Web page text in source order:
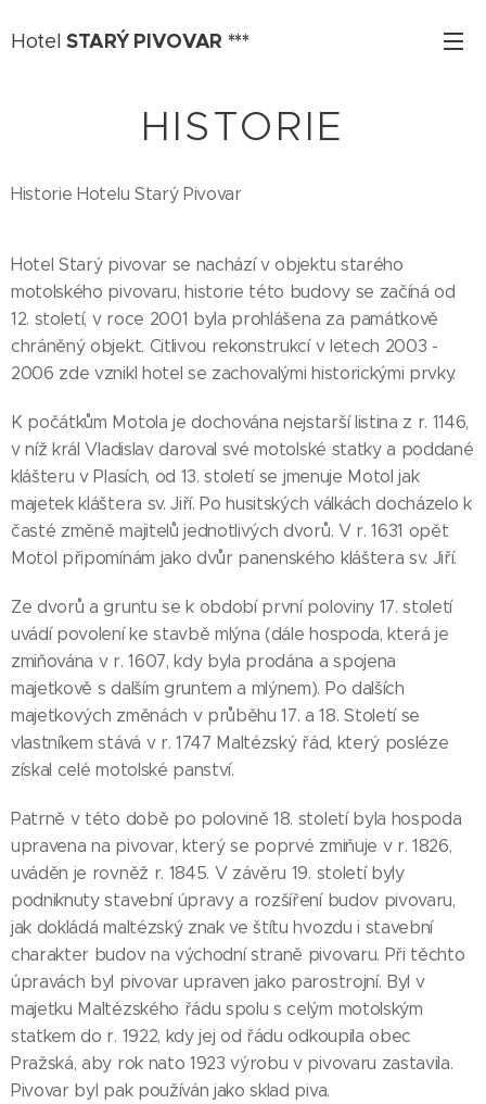
HotelSTARÝ PIVOVAR ***
HISTORIE
Historie Hotelu Starý Pivovar
Hotel Starý pivovar se nachází v objektu starého
motolského pivovaru, historie této budovy se začíná od
12. století, v roce 2001 byla prohlášena za památkově
chráněný objekt. Citlivou rekonstrukcí v letech 2003 -
2006 zde vznikl hotel se zachovalými historickými prvky.
K počátkům Motola je dochována nejstarší listina z r. 1146,
v níž král Vladislav daroval své motolské statky a poddané
klášteru v Plasích, od 13. století se jmenuje Motol jak
majetek kláštera sv. Jiří. Po husitských válkách docházelo k
časté změně majitelů jednotlivých dvorů. V r. 1631 opět
Motol připomínám jako dvůr panenského kláštera sv. Jiří.
Ze dvorů a gruntu se k období první poloviny 17. století
uvádí povolení ke stavbě mlýna (dále hospoda, která je
zmiňována v r. 1607, kdy byla prodána a spojena
majetkově s dalším gruntem a mlýnem). Po dalších
majetkových změnách v průběhu 17. a 18. Století se
vlastníkem stává v r. 1747 Maltézský řád, který posléze
získal celé motolské panství.
Patrně v této době po polovině 18. století byla hospoda
upravena na pivovar, který se poprvé zmiňuje v r. 1826,
uváděn je rovněž r. 1845. V závěru 19. století byly
podniknuty stavební úpravy a rozšíření budov pivovaru,
jak dokládá maltézský znak ve štítu hvozdu i stavební
charakter budov na východní straně pivovaru. Při těchto
úpravách byl pivovar upraven jako parostrojní. Byl v
majetku Maltézského řádu spolu s celým motolským
statkem do r. 1922, kdy jej od řádu odkoupila obec
Pražská, aby rok nato 1923 výrobu v pivovaru zastavila.
Pivovar byl pak používán jako sklad piva.